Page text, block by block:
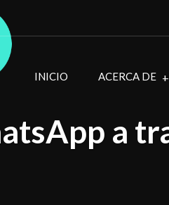
INICIO ACERCA DE
a